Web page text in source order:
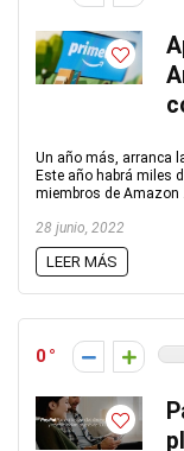
Un año más, arranca
Este año habrá miles
miembros de Amazon
28 junio, 2022
LEER MÁS
0